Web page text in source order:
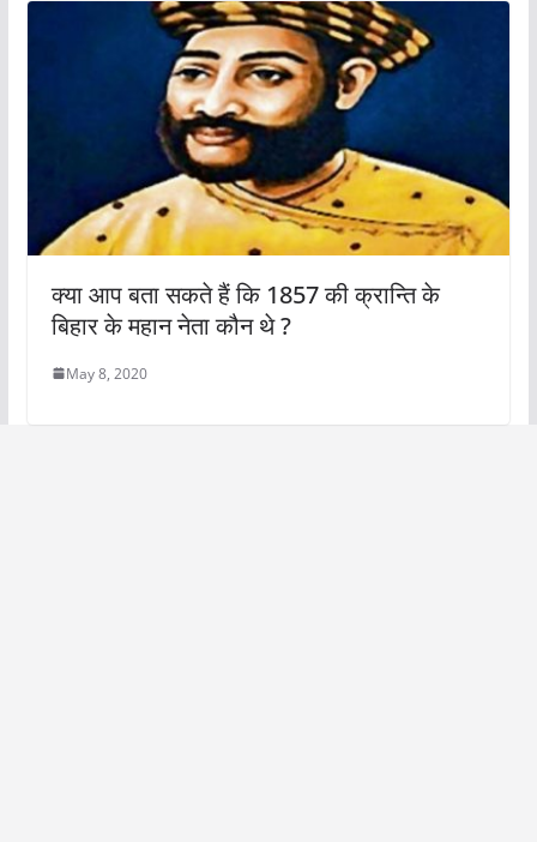
क्या आप बता सकते हैं कि 1857 की क्रान्ति के
बिहार के महान नेता कौन थे ?
May 8, 2020